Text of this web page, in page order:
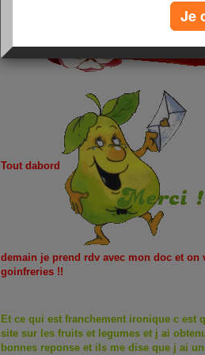
Tout dabord
demain je prend rdv avec mon doc et on
goinfreries !!
Et ce qui est franchement ironique c est
site sur les fruits et legumes et j ai
bonnes reponse et ils me dise que j ai
Je